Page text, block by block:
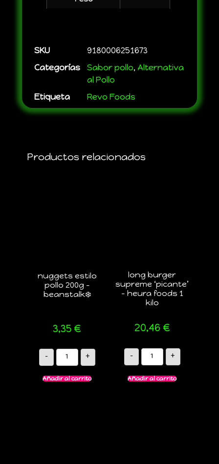
SKU
9180006251673
Categorías
Sabor pollo, Alternativa
al Pollo
Etiqueta
Revo Foods
Productos relacionados
nuggets estilo
pollo 200g –
beanstalk❄️
3,35 €
- +
Añadir al carrito
long burger
supreme ‘picante’
– heura foods 1
kilo
20,46 €
- +
Añadir al carrito